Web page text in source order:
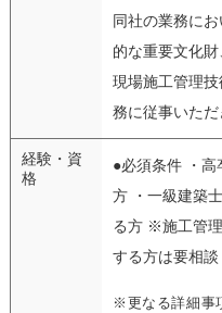
同社の業務に
的な重要文化財
現場施工管理
務に従事いただ
経験・資
格
●必須条件 ・高
方 ・一級建築
る方 ※施工管
する方は要相談
※更なる詳細事